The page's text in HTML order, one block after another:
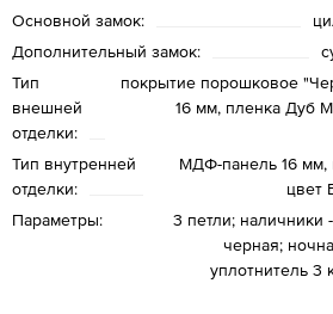
Основной замок:
Дополнительный замок:
Тип
внешней
отделки:
покрытие порошковое
16 мм, пленка Дуб
Тип внутренней
отделки:
МДФ-панель 16 мм,
цвет
Параметры:
3 петли; наличники
черная;
уплотнитель 3